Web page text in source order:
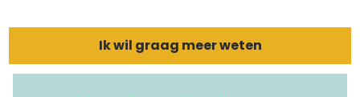
Ik wil graag meer weten